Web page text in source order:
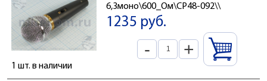
6,3моно\600_Ом\CP48-092\\
1235 руб.
- +
1 шт. в наличии